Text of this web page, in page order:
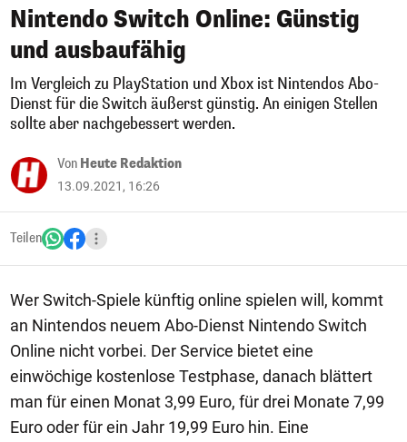
Nintendo Switch Online: Günstig
und ausbaufähig
Im Vergleich zu PlayStation und Xbox ist Nintendos Abo-
Dienst für die Switch äußerst günstig. An einigen Stellen
sollte aber nachgebessert werden.
Von Heute Redaktion
13.09.2021, 16:26
Teilen
Wer Switch-Spiele künftig online spielen will, kommt
an Nintendos neuem Abo-Dienst Nintendo Switch
Online nicht vorbei. Der Service bietet eine
einwöchige kostenlose Testphase, danach blättert
man für einen Monat 3,99 Euro, für drei Monate 7,99
Euro oder für ein Jahr 19,99 Euro hin. Eine